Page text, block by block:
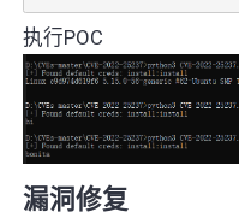
执行POC
漏洞修复